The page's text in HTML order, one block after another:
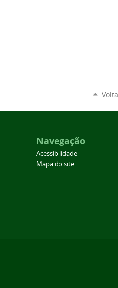
Navegação
Acessibilidade
Mapa do site